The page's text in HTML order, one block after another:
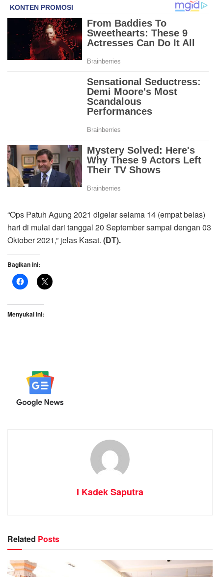
“Ops Patuh Agung 2021 digelar selama 14 (empat belas)
hari di mulai dari tanggal 20 September sampai dengan 03
Oktober 2021,” jelas Kasat. (DT).
Bagikan ini:
Menyukai ini:
I Kadek Saputra
Related Posts